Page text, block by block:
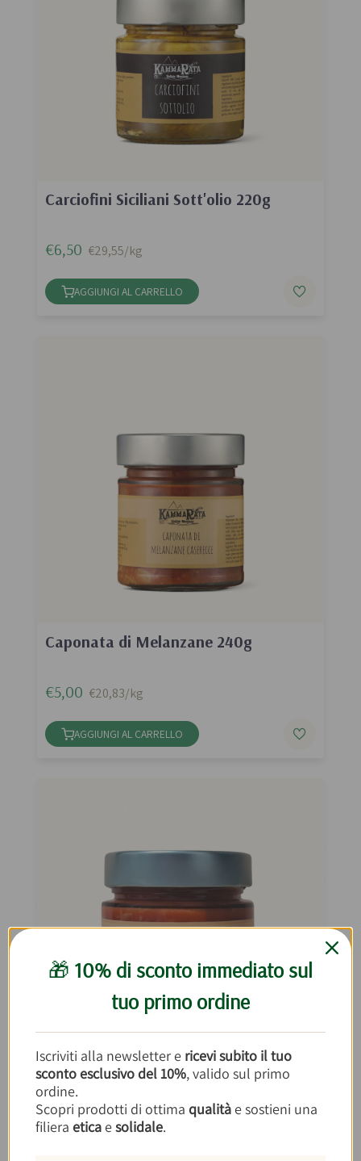
Carciofini Siciliani Sott'olio 220g
€6,50 €29,55/kg
AGGIUNGI AL CARRELLO
Caponata di Melanzane 240g
€5,00 €20,83/kg
AGGIUNGI AL CARRELLO
Caponata di Carciofi 240g
€6,50 €27,08/kg
🎁 10% di sconto immediato sul
tuo primo ordine
Iscriviti alla newsletter e ricevi subito il tuo
sconto esclusivo del 10%, valido sul primo
ordine.
Scopri prodotti di ottima qualità e sostieni una
filiera etica esolidale.